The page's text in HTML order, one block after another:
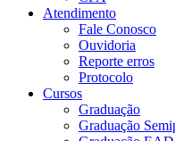
Atendimento
Fale Conosco
Ouvidoria
Reporte erros
Protocolo
Cursos
Graduação
Graduação